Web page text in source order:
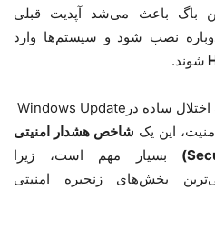
باگ باعث می‌شد آپدیت قبلی
نصب شود و سیستم‌ها وارد
شوند.
ساده در Windows Update
این یک شاخص هشدار امنیتی
بسیار مهم است، زیرا
بخش‌های زنجیره امنیتی